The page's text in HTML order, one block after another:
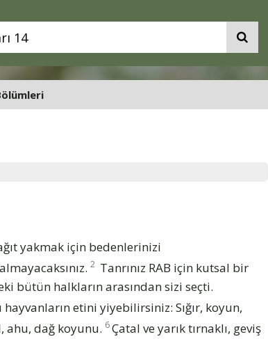
yakmak için bedenlerinizi
2 Tanrınız RAB için kutsal bir
bütün halkların arasından sizi seçti.
hayvanların etini yiyebilirsiniz: Sığır, koyun,
ahu, dağ koyunu. 6Çatal ve yarık tırnaklı, geviş